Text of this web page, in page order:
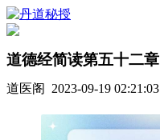
道德经简读第五十二章
道医阁 2023-09-19 02:21:03